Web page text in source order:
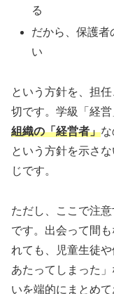
る
だから、保護者
い
という方針を、担
切です。学級「経営
組織の「経営者」
という方針を示さ
じです。
ただし、ここで注意
です。出会って間
れても、児童生徒
あたってしまった
いを端的にまとめて